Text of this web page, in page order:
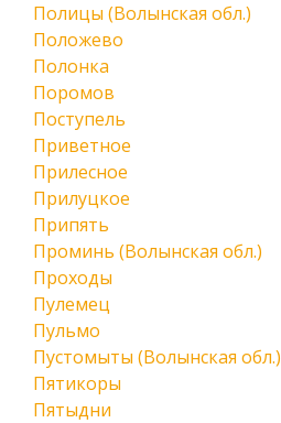
Полицы (Волынская обл.)
Положево
Полонка
Поромов
Поступель
Приветное
Прилесное
Прилуцкое
Припять
Проминь (Волынская обл.)
Проходы
Пулемец
Пульмо
Пустомыты (Волынская обл.)
Пятикоры
Пятыдни